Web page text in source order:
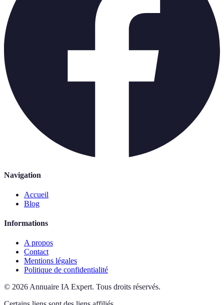
Navigation
Accueil
Blog
Informations
A propos
Contact
Mentions légales
Politique de confidentialité
© 2026 Annuaire IA Expert. Tous droits réservés.